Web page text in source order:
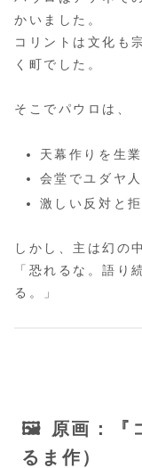
かいました。
コリントは文化も
く町でした。
そこでパウロは、
天幕作りを生
会堂でユダヤ
激しい反対と
しかし、主は幻の
「恐れるな。語り
る。」
🖼️ 原画：『
るま作）